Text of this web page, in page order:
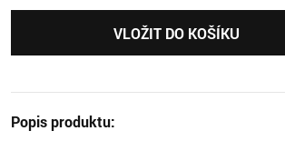
Popis produktu: